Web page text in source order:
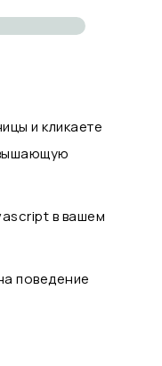
и кликаете
в вашем
поведение